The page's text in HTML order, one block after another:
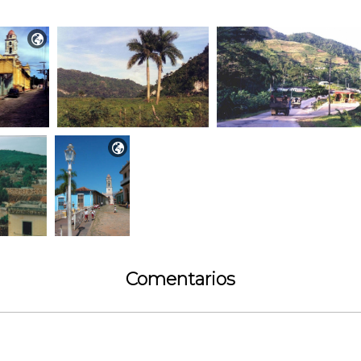


Comentarios